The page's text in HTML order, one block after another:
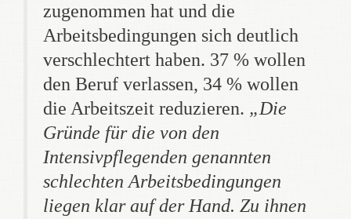
zugenommen hat und die
Arbeitsbedingungen sich deutlich
verschlechtert haben. 37 % wollen
den Beruf verlassen, 34 % wollen
die Arbeitszeit reduzieren. „Die
Gründe für die von den
Intensivpflegenden genannten
schlechten Arbeitsbedingungen
liegen klar auf der Hand. Zu ihnen